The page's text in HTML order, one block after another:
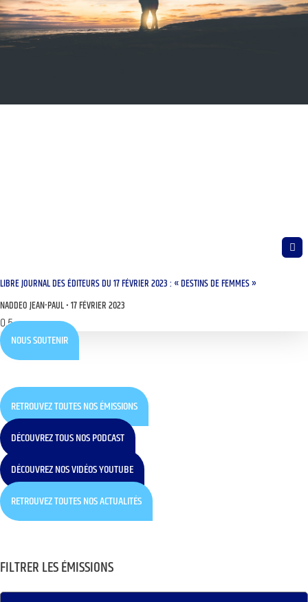
LIBRE JOURNAL DES ÉDITEURS DU 17 FÉVRIER 2023 : « DESTINS DE FEMMES »
NADDEO JEAN-PAUL 17 FÉVRIER 2023
NOUS SOUTENIR
RETROUVEZ TOUTES NOS ÉMISSIONS
DÉCOUVREZ TOUS NOS PODCAST
DÉCOUVREZ NOS VIDÉOS YOUTUBE
RETROUVEZ TOUTES NOS ACTUALITÉS
FILTRER LES ÉMISSIONS